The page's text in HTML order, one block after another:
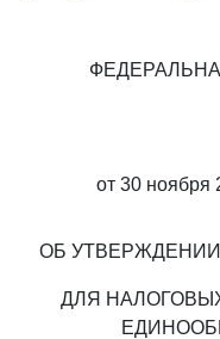
от 30 ноября
ОБ
ДЛЯ